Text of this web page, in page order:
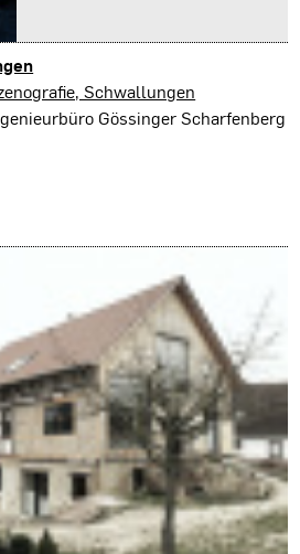
Schwallungen
Gössinger Scharfenberg